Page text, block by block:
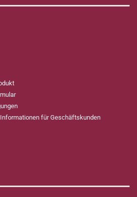
für Geschäftskunden